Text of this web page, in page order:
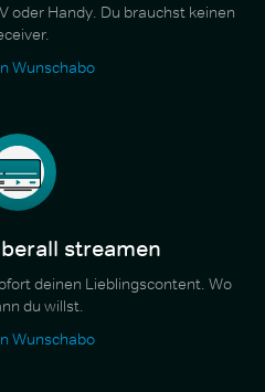
oder Handy. Du brauchst keinen
Wunschabo
streamen
deinen Lieblingscontent. Wo
du willst.
Wunschabo